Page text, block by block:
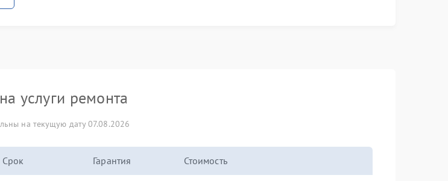
услуги ремонта
на текущую дату 07.08.2026
Срок Гарантия Стоимость